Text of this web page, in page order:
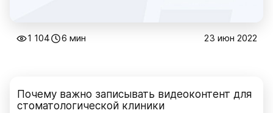
1 104 6 мин 23 июн 2022
Почему важно записывать видеоконтент для
стоматологической клиники